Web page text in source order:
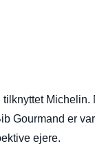
tilknyttet Michelin.
Gourmand er
ejere.